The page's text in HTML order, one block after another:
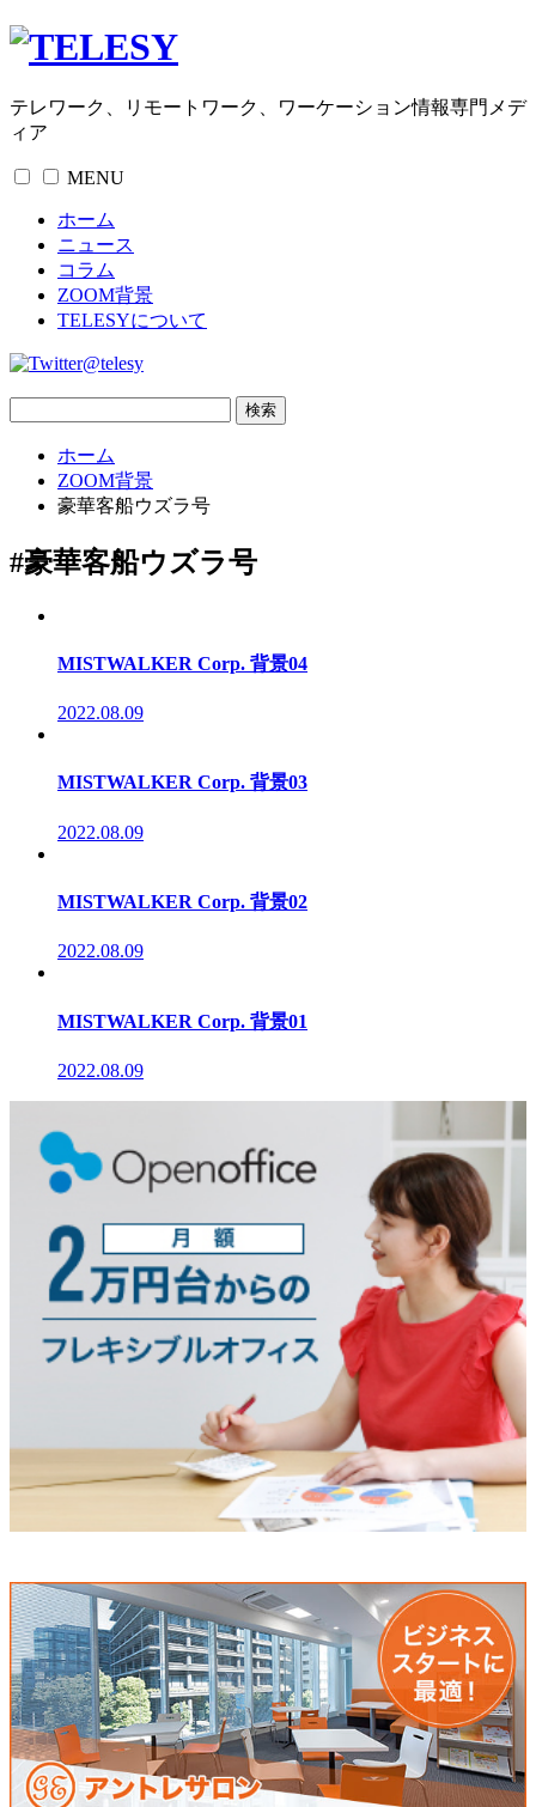
テレワーク、リモートワーク、ワーケーション情報専門メデ
ィア
MENU
ホーム
ニュース
コラム
ZOOM背景
TELESYについて
@telesy
ホーム
ZOOM背景
豪華客船ウズラ号
#豪華客船ウズラ号
MISTWALKER Corp. 背景04
2022.08.09
MISTWALKER Corp. 背景03
2022.08.09
MISTWALKER Corp. 背景02
2022.08.09
MISTWALKER Corp. 背景01
2022.08.09